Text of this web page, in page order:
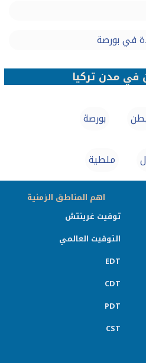
في بورصة
في مدن تركيا
بورصة
ملطية
اهم المناطق الزمنية
توقيت غرينتش
التوقيت العالمي
EDT
CDT
PDT
CST